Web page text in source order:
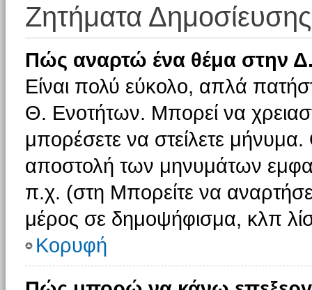
Ζητήματα Δημοσίευσης
Πώς αναρτώ ένα θέμα στην
Είναι πολύ εύκολο, απλά
Θ. Ενοτήτων. Μπορεί να
μπορέσετε να στείλετε μήνυμα.
αποστολή των μηνυμάτων
π.χ. (στη Μπορείτε να
μέρος σε δημοψήφισμα, κλπ
Κορυφή